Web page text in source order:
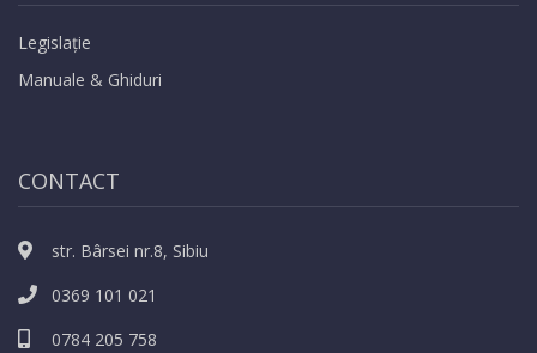
Legislație
Manuale & Ghiduri
CONTACT
str. Bârsei nr.8, Sibiu
0369 101 021
0784 205 758